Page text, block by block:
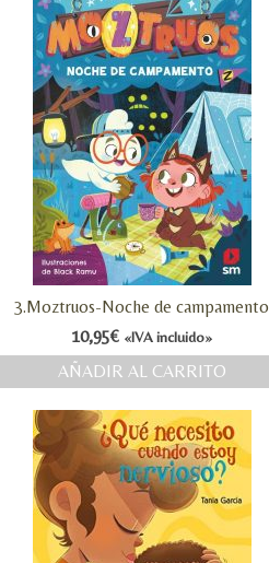
3.Moztruos-Noche de campamento
10,95€ «IVA incluido»
AÑADIR AL CARRITO